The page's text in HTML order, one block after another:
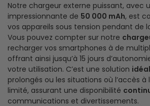
Notre chargeur externe puissant, avec
impressionnante de 50 000 mAh, est
vos appareils sous tension pendant de
Vous pouvez compter sur notre
recharger vos smartphones à de
offrant ainsi jusqu’à 15 jours
votre utilisation. C’est une solution
prolongés ou les situations où l’accès à
limité, assurant une disponibilité
communications et divertissements.